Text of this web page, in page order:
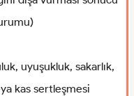
uyuşukluk, sakarlık,
kas sertleşmesi